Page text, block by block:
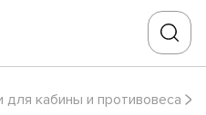
для кабины и противовеса